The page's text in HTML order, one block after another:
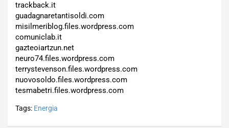
trackback.it
guadagnaretantisoldi.com
misilmeriblog.files.wordpress.com
comuniclab.it
gazteoiartzun.net
neuro74.files.wordpress.com
terrystevenson.files.wordpress.com
nuovosoldo.files.wordpress.com
tesmabetri.files.wordpress.com
Tags: Energia